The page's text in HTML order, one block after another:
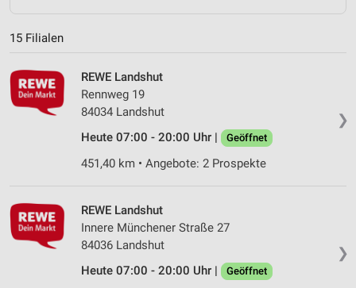
15 Filialen
❯
REWE Landshut
Rennweg 19
84034 Landshut
Heute 07:00 - 20:00 Uhr |
Geöffnet
451,40 km • Angebote: 2 Prospekte
❯
REWE Landshut
Innere Münchener Straße 27
84036 Landshut
Heute 07:00 - 20:00 Uhr |
Geöffnet